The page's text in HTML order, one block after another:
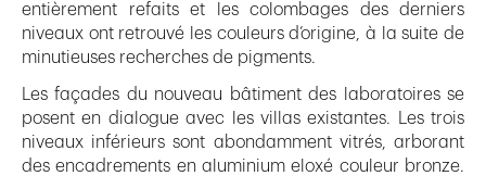
entièrement refaits et les colombages des derniers
niveaux ont retrouvé les couleurs d’origine, à la suite de
minutieuses recherches de pigments.
Les façades du nouveau bâtiment des laboratoires se
posent en dialogue avec les villas existantes. Les trois
niveaux inférieurs sont abondamment vitrés, arborant
des encadrements en aluminium eloxé couleur bronze.